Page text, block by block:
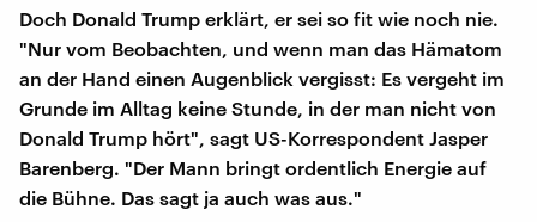
Doch Donald Trump erklärt, er sei so fit wie noch nie.
"Nur vom Beobachten, und wenn man das Hämatom
an der Hand einen Augenblick vergisst: Es vergeht im
Grunde im Alltag keine Stunde, in der man nicht von
Donald Trump hört", sagt US-Korrespondent Jasper
Barenberg. "Der Mann bringt ordentlich Energie auf
die Bühne. Das sagt ja auch was aus."